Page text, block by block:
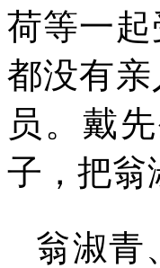
荷等一
都没有
员。戴
子，把翁
翁淑青